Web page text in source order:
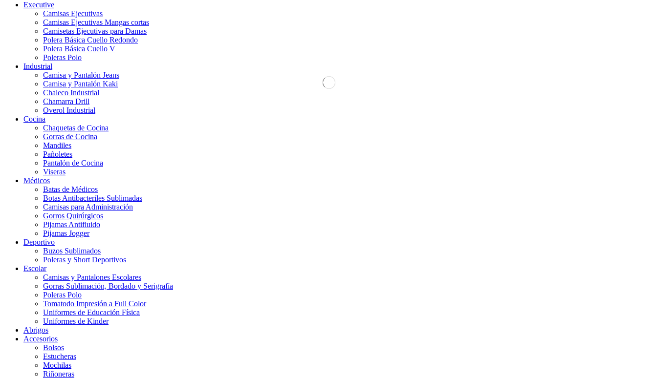
Executive
Camisas Ejecutivas
Camisas Ejecutivas Mangas cortas
Camisetas Ejecutivas para Damas
Polera Básica Cuello Redondo
Polera Básica Cuello V
Poleras Polo
Industrial
Camisa y Pantalón Jeans
Camisa y Pantalón Kaki
Chaleco Industrial
Chamarra Drill
Overol Industrial
Cocina
Chaquetas de Cocina
Gorras de Cocina
Mandiles
Pañoletes
Pantalón de Cocina
Viseras
Médicos
Batas de Médicos
Botas Antibacteriles Sublimadas
Camisas para Administración
Gorros Quirúrgicos
Pijamas Antifluido
Pijamas Jogger
Deportivo
Buzos Sublimados
Poleras y Short Deportivos
Escolar
Camisas y Pantalones Escolares
Gorras Sublimación, Bordado y Serigrafía
Poleras Polo
Tomatodo Impresión a Full Color
Uniformes de Educación Física
Uniformes de Kinder
Abrigos
Accesorios
Bolsos
Estucheras
Mochilas
Riñoneras